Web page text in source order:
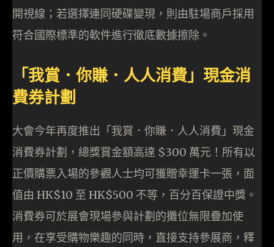
開視線；若選擇連同硬碟變現，則由駐場商戶採用
符合國際標準的軟件進行徹底數據擦除。
「我賞．你賺．人人消費」現金消
費券計劃
大會今年再度推出「我賞．你賺．人人消費」現金
消費券計劃，總獎賞金額高達 $300 萬元！所有以
正價購票入場的參觀人士均可獲贈幸運卡一張，面
值由 HK$10 至 HK$500 不等，百分百保證中獎。
消費券可於展會現場參與計劃的攤位無限疊加使
用，在享受購物樂趣的同時，直接支持參展商，釋